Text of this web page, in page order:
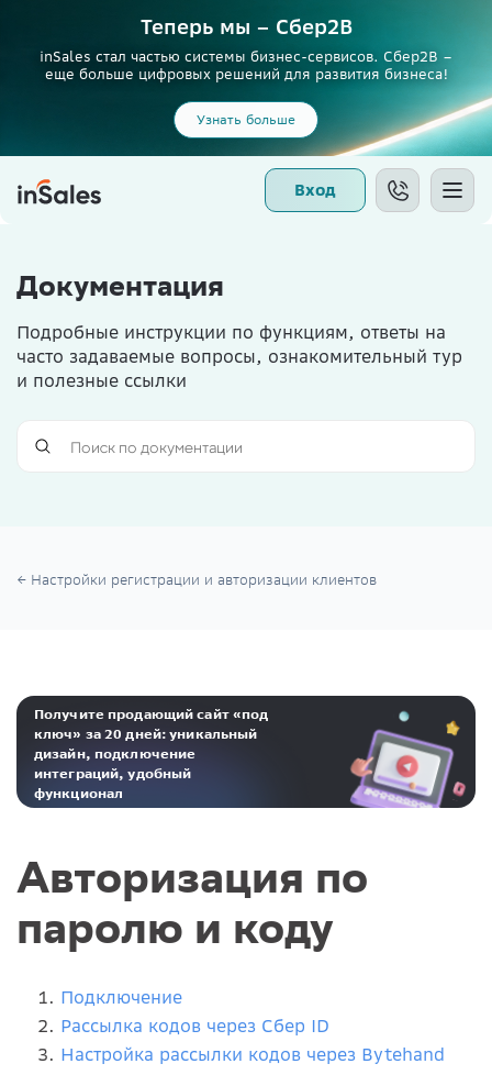
Теперь мы – Сбер2B
inSales стал частью системы бизнес-сервисов. Сбер2В –
еще больше цифровых решений для развития бизнеса!
Узнать больше
Вход
Документация
Подробные инструкции по функциям, ответы на
часто задаваемые вопросы, ознакомительный тур
и полезные ссылки
Настройки регистрации и авторизации клиентов
Получите продающий сайт «под
ключ» за 20 дней: уникальный
дизайн, подключение
интеграций, удобный
функционал
Авторизация по
паролю и коду
Подключение
Рассылка кодов через Сбер ID
Настройка рассылки кодов через Bytehand